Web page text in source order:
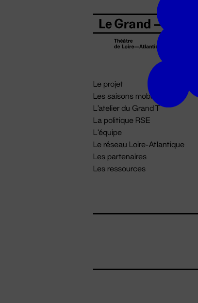
Le projet
Les saisons mobiles
L'atelier du Grand T
La politique RSE
L'équipe
Le réseau Loire-Atlantique
Les partenaires
Les ressources